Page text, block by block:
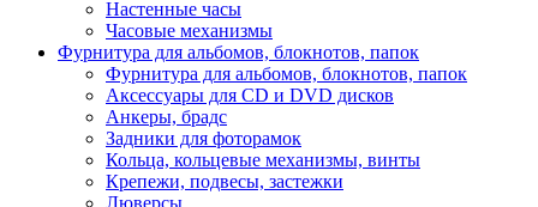
Настенные часы
Часовые механизмы
Фурнитура для альбомов, блокнотов, папок
Фурнитура для альбомов, блокнотов, папок
Аксессуары для CD и DVD дисков
Анкеры, брадс
Задники для фоторамок
Кольца, кольцевые механизмы, винты
Крепежи, подвесы, застежки
Люверсы